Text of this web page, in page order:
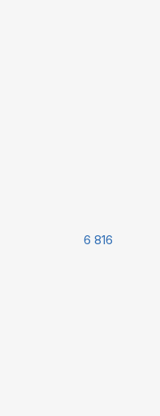
6 816